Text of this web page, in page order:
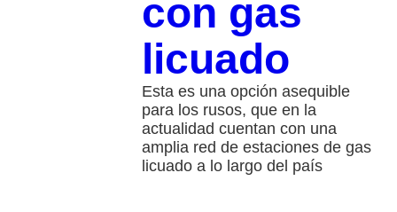
con gas
licuado
Esta es una opción asequible
para los rusos, que en la
actualidad cuentan con una
amplia red de estaciones de gas
licuado a lo largo del país